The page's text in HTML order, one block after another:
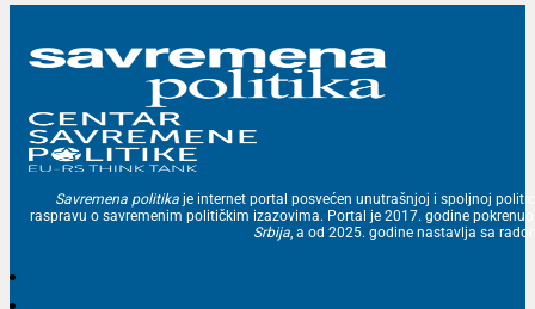
Savremena politika je internet portal posvećen unutrašnjoj i spoljnoj
raspravu o savremenim političkim izazovima. Portal je 2017. godine
Srbija, a od 2025. godine nastavlja sa